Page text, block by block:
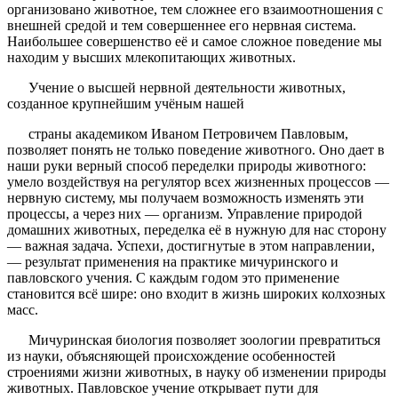
организовано животное, тем сложнее его взаимоотношения с
внешней средой и тем совершеннее его нервная система.
Наибольшее совершенство её и самое сложное поведение мы
находим у высших млекопитающих животных.
Учение о высшей нервной деятельности животных,
созданное крупнейшим учёным нашей
страны академиком Иваном Петровичем Павловым,
позволяет понять не только поведение животного. Оно дает в
наши руки верный способ переделки природы животного:
умело воздействуя на регулятор всех жизненных процессов —
нервную систему, мы получаем возможность изменять эти
процессы, а через них — организм. Управление природой
домашних животных, переделка её в нужную для нас сторону
— важная задача. Успехи, достигнутые в этом направлении,
— результат применения на практике мичуринского и
павловского учения. С каждым годом это применение
становится всё шире: оно входит в жизнь широких колхозных
масс.
Мичуринская биология позволяет зоологии превратиться
из науки, объясняющей происхождение особенностей
строениями жизни животных, в науку об изменении природы
животных. Павловское учение открывает пути для